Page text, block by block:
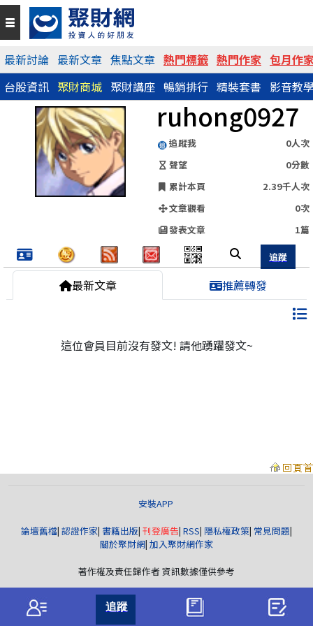
最新討論 最新文章 焦點文章 熱門標籤 熱門作家 包月作
台股資訊 聚財商城 聚財講座 暢銷排行 精裝套書 影音教
ruhong0927
追蹤我
0人次
聲望
0分數
累計本頁
2.39千人次
文章觀看
0次
發表文章
1篇
QR Code
https://www.wearn.com/blog.asp?id=34150
分享網址
最新文章 推薦轉發
這位會員目前沒有發文! 請他踴躍發文~
安裝APP
論壇舊檔| 認證作家| 書籍出版| 刊登廣告| RSS| 隱私權政策| 常見問題|
關於聚財網| 加入聚財網作家
著作權及責任歸作者 資訊數據僅供參考
版權所有© wearn.com All Rights Reserved.